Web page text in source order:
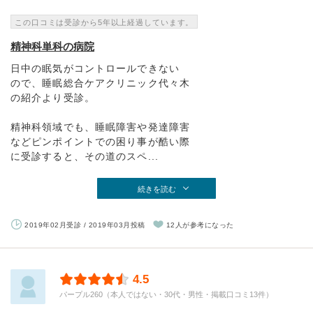
この口コミは受診から5年以上経過しています。
精神科単科の病院
日中の眠気がコントロールできない
ので、睡眠総合ケアクリニック代々木
の紹介より受診。
精神科領域でも、睡眠障害や発達障害
などピンポイントでの困り事が酷い際
に受診すると、その道のスペ...
続きを読む
2019年02月受診 / 2019年03月投稿 12人が参考になった
4.5
パープル260（本人ではない・30代・男性・掲載口コミ13件）